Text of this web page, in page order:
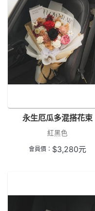
永生厄瓜多混搭花束
紅黑色
會員價： $3,280元